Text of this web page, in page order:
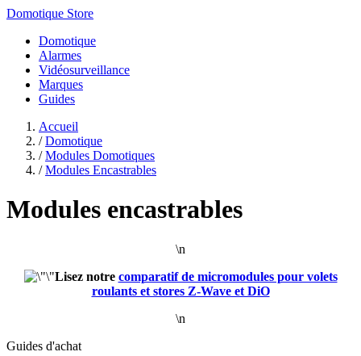
Domotique Store
Domotique
Alarmes
Vidéosurveillance
Marques
Guides
Accueil
/ Domotique
/ Modules Domotiques
/ Modules Encastrables
Modules encastrables
\n
Lisez notre comparatif de micromodules pour volets
roulants et stores Z-Wave et DiO
\n
Guides d'achat